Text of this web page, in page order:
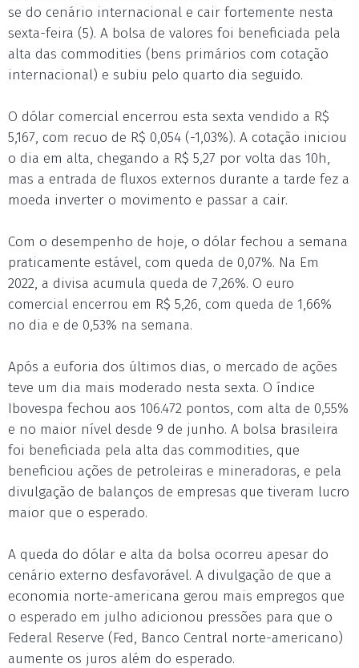
se do cenário internacional e cair fortemente nesta
sexta-feira (5). A bolsa de valores foi beneficiada pela
alta das commodities (bens primários com cotação
internacional) e subiu pelo quarto dia seguido.
O dólar comercial encerrou esta sexta vendido a R$
5,167, com recuo de R$ 0,054 (-1,03%). A cotação iniciou
o dia em alta, chegando a R$ 5,27 por volta das 10h,
mas a entrada de fluxos externos durante a tarde fez a
moeda inverter o movimento e passar a cair.
Com o desempenho de hoje, o dólar fechou a semana
praticamente estável, com queda de 0,07%. Na Em
2022, a divisa acumula queda de 7,26%. O euro
comercial encerrou em R$ 5,26, com queda de 1,66%
no dia e de 0,53% na semana.
Após a euforia dos últimos dias, o mercado de ações
teve um dia mais moderado nesta sexta. O índice
Ibovespa fechou aos 106.472 pontos, com alta de 0,55%
e no maior nível desde 9 de junho. A bolsa brasileira
foi beneficiada pela alta das commodities, que
beneficiou ações de petroleiras e mineradoras, e pela
divulgação de balanços de empresas que tiveram lucro
maior que o esperado.
A queda do dólar e alta da bolsa ocorreu apesar do
cenário externo desfavorável. A divulgação de que a
economia norte-americana gerou mais empregos que
o esperado em julho adicionou pressões para que o
Federal Reserve (Fed, Banco Central norte-americano)
aumente os juros além do esperado.